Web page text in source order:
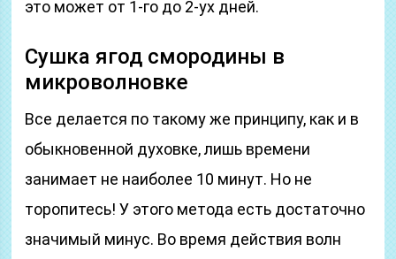
это может от 1-го до 2-ух дней.
Сушка ягод смородины в
микроволновке
Все делается по такому же принципу, как и в
обыкновенной духовке, лишь времени
занимает не наиболее 10 минут. Но не
торопитесь! У этого метода есть достаточно
значимый минус. Во время действия волн